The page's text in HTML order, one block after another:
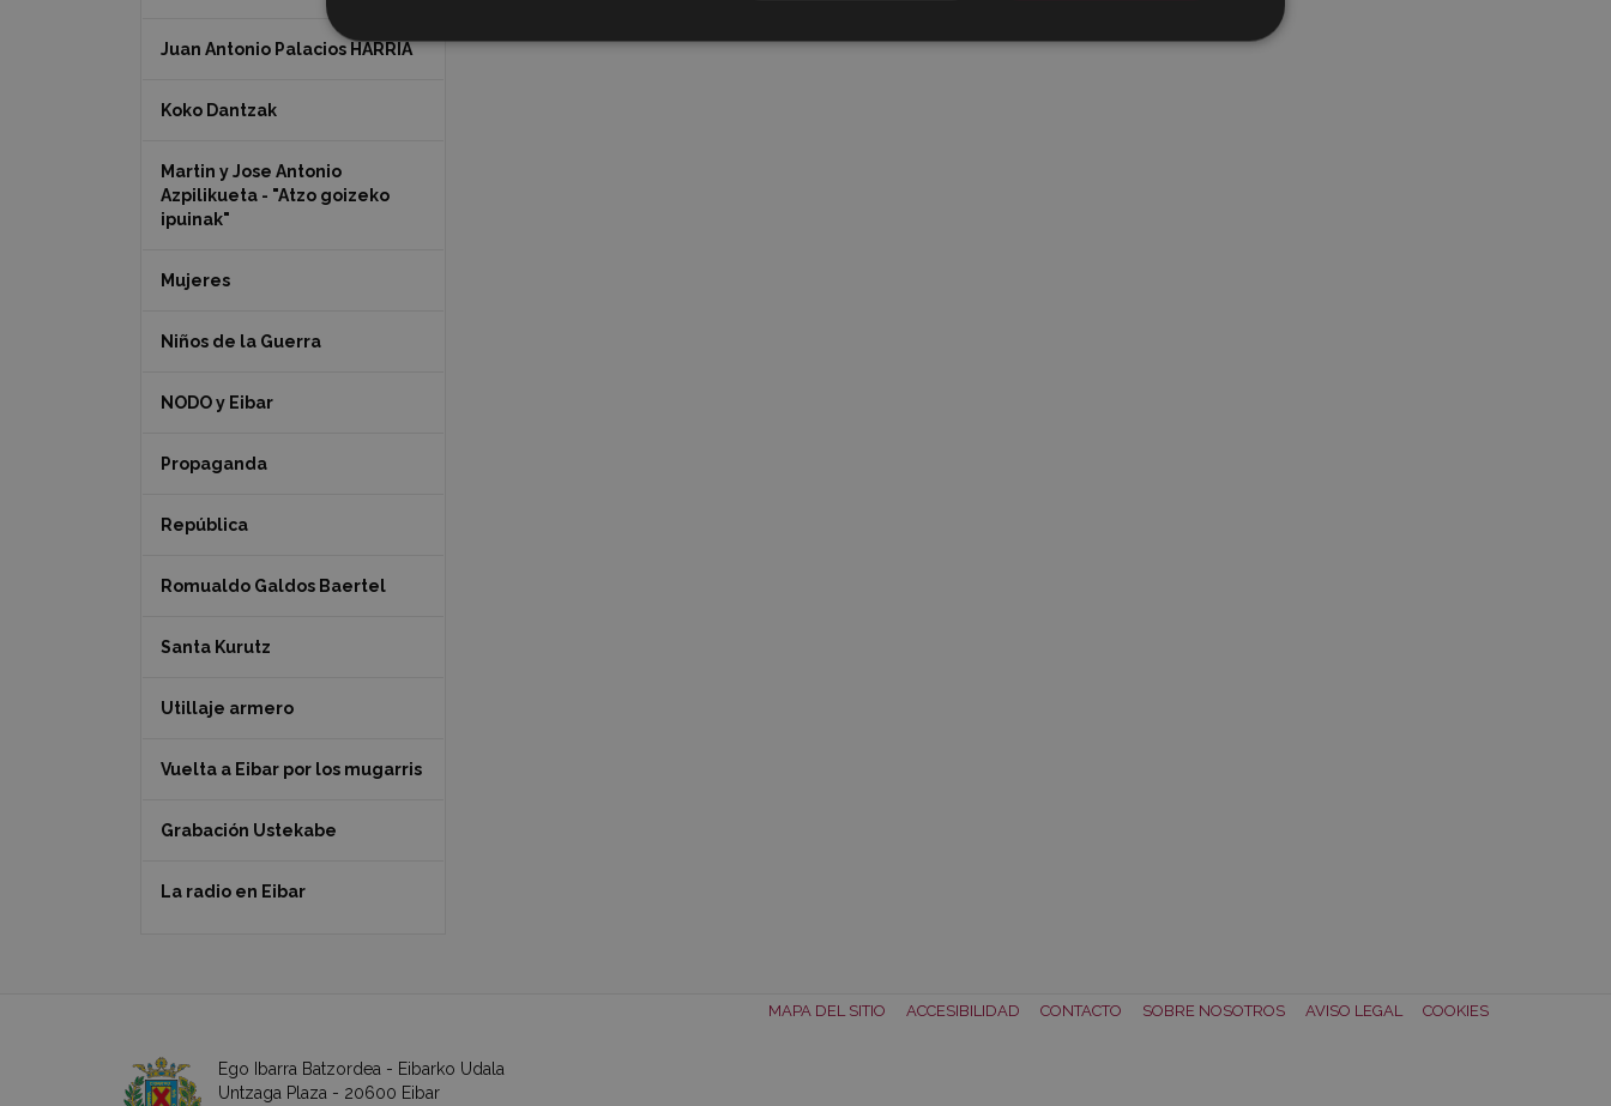
Juan Antonio Palacios HARRIA
Koko Dantzak
Martin y Jose Antonio
Azpilikueta - "Atzo goizeko
ipuinak"
Mujeres
Niños de la Guerra
NODO y Eibar
Propaganda
República
Romualdo Galdos Baertel
Santa Kurutz
Utillaje armero
Vuelta a Eibar por los mugarris
Grabación Ustekabe
La radio en Eibar
MAPA DEL SITIO ACCESIBILIDAD CONTACTO SOBRE NOSOTROS AVISO LEGAL COOKIES
Ego Ibarra Batzordea - Eibarko Udala
Untzaga Plaza - 20600 Eibar